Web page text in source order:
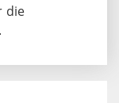
die